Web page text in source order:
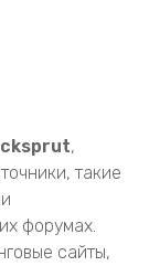
,
такие
форумах.
сайты,